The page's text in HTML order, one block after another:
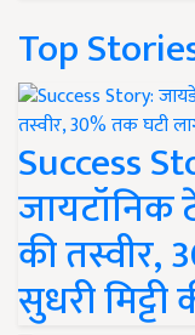
Top
Success
जायटॉनिक
की तस्वीर,
सुधरी